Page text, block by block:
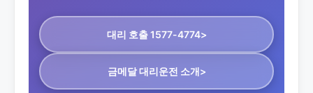
대리 호출 1577-4774>
금메달 대리운전 소개>